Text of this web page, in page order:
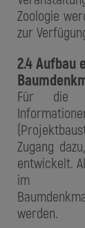
Zoologie
zur
2.4 Aufbau
Für die
Zugang
entwickelt.
im Ost-
werden.